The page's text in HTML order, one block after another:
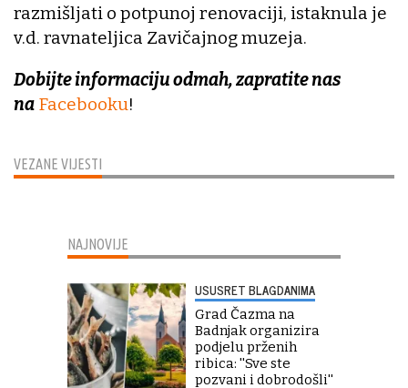
VEZANE VIJESTI
razmišljati o potpunoj renovaciji, istaknula je
v.d. ravnateljica Zavičajnog muzeja.
Dobijte informaciju odmah, zapratite nas
na Facebooku!
NAJNOVIJE
USUSRET BLAGDANIMA
Grad Čazma na
Badnjak organizira
podjelu prženih
ribica: ''Sve ste
pozvani i dobrodošli''